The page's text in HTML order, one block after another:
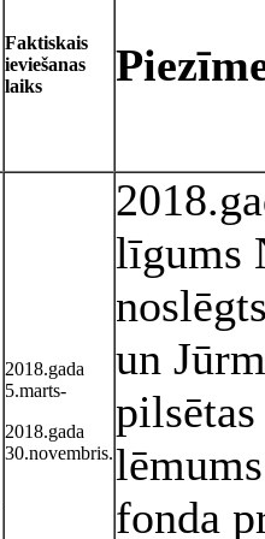
Faktiskais
ieviešanas
laiks
2018.gada
5.marts-
2018.gada
30.novembris.
līgums
un
fonda